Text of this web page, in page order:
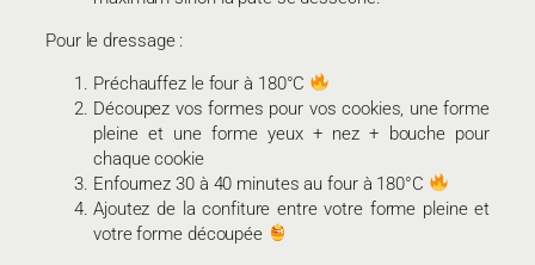
Pour le dressage :
Préchauffez le four à 180°C
Découpez vos formes pour vos cookies, une forme
pleine et une forme yeux + nez + bouche pour
chaque cookie
Enfournez 30 à 40 minutes au four à 180°C
Ajoutez de la confiture entre votre forme pleine et
votre forme découpée